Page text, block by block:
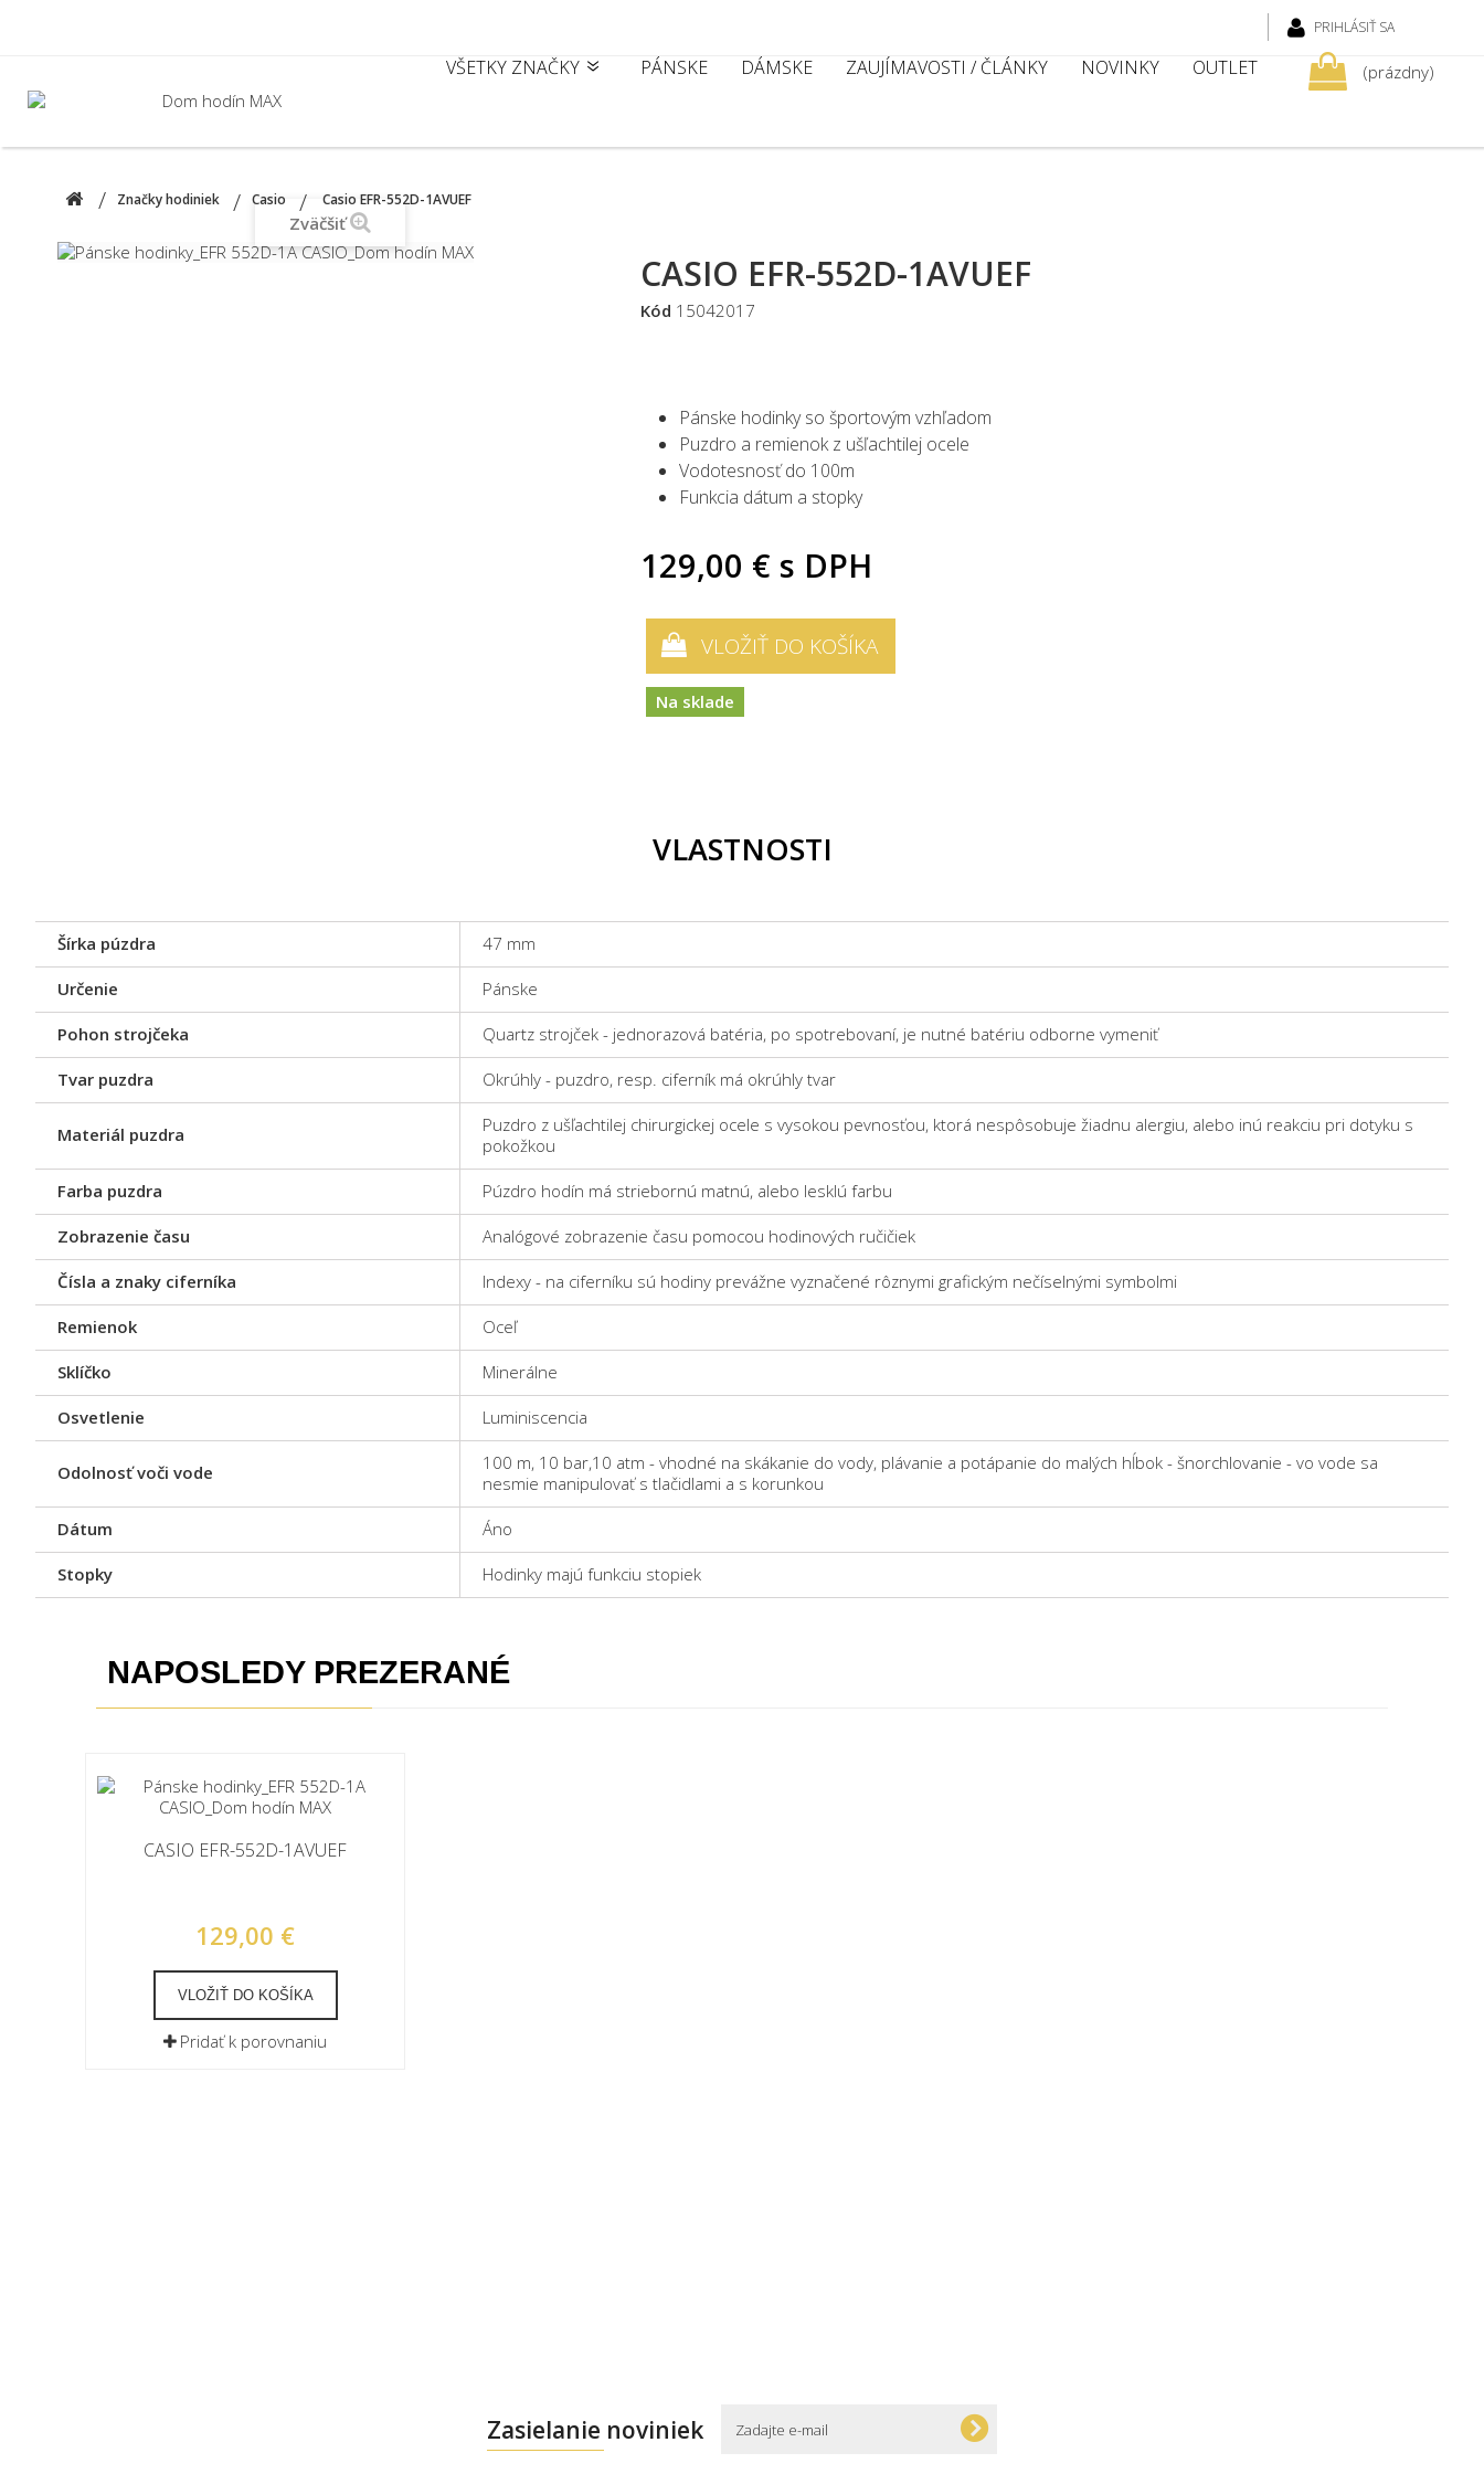
PRIHLÁSIŤ SA
VŠETKY ZNAČKY PÁNSKE DÁMSKE ZAUJÍMAVOSTI / ČLÁNKY NOVINKY OUTLET (prázdny)
Značky hodiniek Casio Casio EFR-552D-1AVUEF
Zväčšiť
CASIO EFR-552D-1AVUEF
Kód 15042017
Pánske hodinky so športovým vzhľadom
Puzdro a remienok z ušľachtilej ocele
Vodotesnosť do 100m
Funkcia dátum a stopky
129,00 € s DPH
VLOŽIŤ DO KOŠÍKA
Na sklade
VLASTNOSTI
Šírka púzdra 47 mm
Určenie Pánske
Pohon strojčeka Quartz strojček - jednorazová batéria, po spotrebovaní, je nutné batériu odborne vymeniť
Tvar puzdra Okrúhly - puzdro, resp. ciferník má okrúhly tvar
Materiál puzdra
Puzdro z ušľachtilej chirurgickej ocele s vysokou pevnosťou, ktorá nespôsobuje žiadnu alergiu, alebo inú reakciu pri dotyku s
pokožkou
Farba puzdra Púzdro hodín má striebornú matnú, alebo lesklú farbu
Zobrazenie času Analógové zobrazenie času pomocou hodinových ručičiek
Čísla a znaky ciferníka Indexy - na ciferníku sú hodiny prevážne vyznačené rôznymi grafickým nečíselnými symbolmi
Remienok Oceľ
Sklíčko Minerálne
Osvetlenie Luminiscencia
Odolnosť voči vode
100 m, 10 bar,10 atm - vhodné na skákanie do vody, plávanie a potápanie do malých hĺbok - šnorchlovanie - vo vode sa
nesmie manipulovať s tlačidlami a s korunkou
Dátum Áno
Stopky Hodinky majú funkciu stopiek
NAPOSLEDY PREZERANÉ
CASIO EFR-552D-1AVUEF
129,00 €
VLOŽIŤ DO KOŠÍKA
Pridať k porovnaniu
Zasielanie noviniek